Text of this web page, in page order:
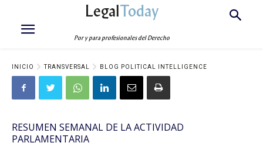
LegalToday
Por y para profesionales del Derecho
INICIO TRANSVERSAL BLOG POLITICAL INTELLIGENCE
RESUMEN SEMANAL DE LA ACTIVIDAD
PARLAMENTARIA